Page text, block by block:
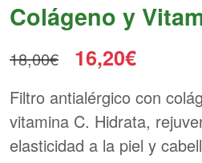
Colágeno y
18,00€ 16,20€
Filtro antialérgico con
vitamina C. Hidrata,
elasticidad a la piel y